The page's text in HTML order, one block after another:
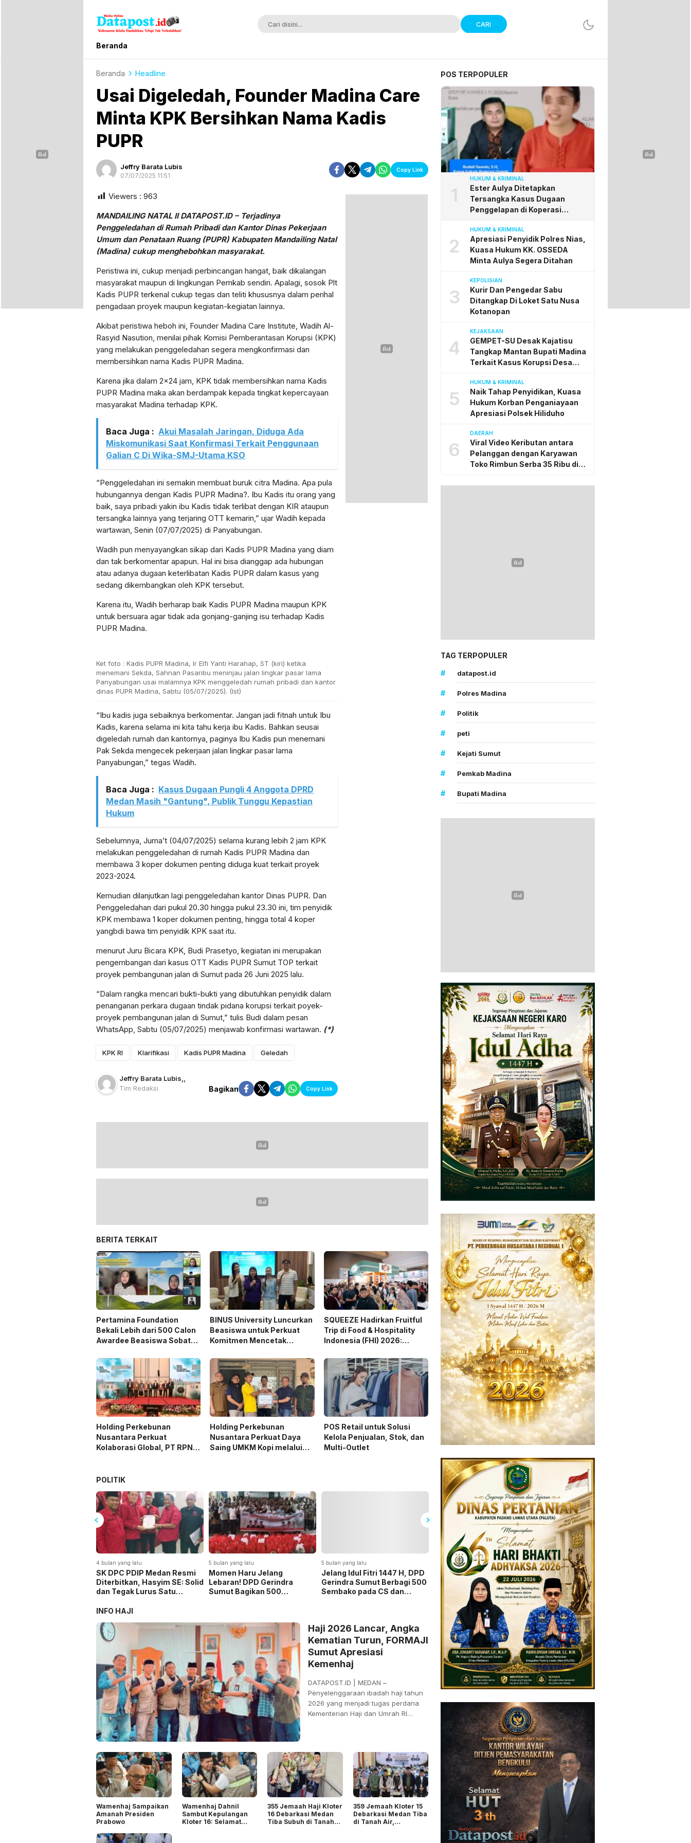
Datapost.id
Kebenaran Selalu Disalahkan, Tetapi Tak Terkalahkan
CARI
Beranda
Beranda Headline
Usai Digeledah, Founder Madina Care
Minta KPK Bersihkan Nama Kadis
PUPR
Jeffry Barata Lubis
07/07/2025 11:51
Copy Link
Viewers : 963
MANDAILING NATAL II DATAPOST.ID – Terjadinya
Penggeledahan di Rumah Pribadi dan Kantor Dinas Pekerjaan
Umum dan Penataan Ruang (PUPR) Kabupaten Mandailing Natal
(Madina) cukup menghebohkan masyarakat.
Peristiwa ini, cukup menjadi perbincangan hangat, baik dikalangan
masyarakat maupun di lingkungan Pemkab sendiri. Apalagi, sosok Plt
Kadis PUPR terkenal cukup tegas dan teliti khususnya dalam perihal
pengadaan proyek maupun kegiatan-kegiatan lainnya.
Akibat peristiwa heboh ini, Founder Madina Care Institute, Wadih Al-
Rasyid Nasution, menilai pihak Komisi Pemberantasan Korupsi (KPK)
yang melakukan penggeledahan segera mengkonfirmasi dan
membersihkan nama Kadis PUPR Madina.
Karena jika dalam 2×24 jam, KPK tidak membersihkan nama Kadis
PUPR Madina maka akan berdampak kepada tingkat kepercayaan
masyarakat Madina terhadap KPK.
Baca Juga : Akui Masalah Jaringan, Diduga Ada
Miskomunikasi Saat Konfirmasi Terkait Penggunaan
Galian C Di Wika-SMJ-Utama KSO
“Penggeledahan ini semakin membuat buruk citra Madina. Apa pula
hubungannya dengan Kadis PUPR Madina?. Ibu Kadis itu orang yang
baik, saya pribadi yakin ibu Kadis tidak terlibat dengan KIR ataupun
tersangka lainnya yang terjaring OTT kemarin,” ujar Wadih kepada
wartawan, Senin (07/07/2025) di Panyabungan.
Wadih pun menyayangkan sikap dari Kadis PUPR Madina yang diam
dan tak berkomentar apapun. Hal ini bisa dianggap ada hubungan
atau adanya dugaan keterlibatan Kadis PUPR dalam kasus yang
sedang dikembangkan oleh KPK tersebut.
Karena itu, Wadih berharap baik Kadis PUPR Madina maupun KPK
untuk bersuara agar tidak ada gonjang-ganjing isu terhadap Kadis
PUPR Madina.
Ket foto : Kadis PUPR Madina, Ir Elfi Yanti Harahap, ST (kiri) ketika
menemani Sekda, Sahnan Pasaribu meninjau jalan lingkar pasar lama
Panyabungan usai malamnya KPK menggeledah rumah pribadi dan kantor
dinas PUPR Madina, Sabtu (05/07/2025). (Ist)
“Ibu kadis juga sebaiknya berkomentar. Jangan jadi fitnah untuk Ibu
Kadis, karena selama ini kita tahu kerja ibu Kadis. Bahkan seusai
digeledah rumah dan kantornya, paginya Ibu Kadis pun menemani
Pak Sekda mengecek pekerjaan jalan lingkar pasar lama
Panyabungan,” tegas Wadih.
Baca Juga : Kasus Dugaan Pungli 4 Anggota DPRD
Medan Masih "Gantung", Publik Tunggu Kepastian
Hukum
Sebelumnya, Juma’t (04/07/2025) selama kurang lebih 2 jam KPK
melakukan penggeledahan di rumah Kadis PUPR Madina dan
membawa 3 koper dokumen penting diduga kuat terkait proyek
2023-2024.
Kemudian dilanjutkan lagi penggeledahan kantor Dinas PUPR. Dan
Penggeledahan dari pukul 20.30 hingga pukul 23.30 ini, tim penyidik
KPK membawa 1 koper dokumen penting, hingga total 4 koper
yangbdi bawa tim penyidik KPK saat itu.
menurut Juru Bicara KPK, Budi Prasetyo, kegiatan ini merupakan
pengembangan dari kasus OTT Kadis PUPR Sumut TOP terkait
proyek pembangunan jalan di Sumut pada 26 Juni 2025 lalu.
“Dalam rangka mencari bukti-bukti yang dibutuhkan penyidik dalam
penanganan perkara dugaan tindak pidana korupsi terkait poyek-
proyek pembangunan jalan di Sumut,” tulis Budi dalam pesan
WhatsApp, Sabtu (05/07/2025) menjawab konfirmasi wartawan. (*)
KPK RI Klarifikasi Kadis PUPR Madina Geledah
Jeffry Barata Lubis
Tim Redaksi
Bagikan Copy Link
BERITA TERKAIT
Pertamina Foundation
Bekali Lebih dari 500 Calon
Awardee Beasiswa Sobat
Wawancara
BINUS University Luncurkan
Beasiswa untuk Perkuat
Komitmen Mencetak
Indonesia
SQUEEZE Hadirkan Fruitful
Trip di Food & Hospitality
Indonesia (FHI) 2026:
Menghubungkan Inovasi,
Pengalaman, dan
Pertumbuhan Bersama
Holding Perkebunan
Nusantara Perkuat
Kolaborasi Global, PT RPN
Holding Perkebunan
Nusantara Perkuat Daya
Saing UMKM Kopi melalui
POS Retail untuk Solusi
Kelola Penjualan, Stok, dan
Multi-Outlet
POLITIK
4 bulan yang lalu
SK DPC PDIP Medan Resmi
Diterbitkan, Hasyim SE: Solid
dan Tegak Lurus Satu
5 bulan yang lalu
Momen Haru Jelang
Lebaran! DPD Gerindra
Sumut Bagikan 500
5 bulan yang lalu
Jelang Idul Fitri 1447 H, DPD
Gerindra Sumut Berbagi 500
Sembako pada CS dan
5 bulan yang lalu
Dialog Nasional DPD
Pemuda Demokrat Sumut:
Bahas Pilkada, Konstitusi,
dan Peran Pemuda dalam
Demokrasi
6 bulan yang lalu
Dukung Program indonesia
ASRI, DPC Partai Gerindra
Madina Bersihkan
Lingkungan di Sekitar Posko
INFO HAJI
Haji 2026 Lancar, Angka
Kematian Turun, FORMAJI
Sumut Apresiasi
Kemenhaj
DATAPOST.ID | MEDAN –
Penyelenggaraan ibadah haji tahun
2026 yang menjadi tugas perdana
Kementerian Haji dan Umrah RI
Wamenhaj Sampaikan
Amanah Presiden
Prabowo
Wamenhaj Dahnil
Sambut Kepulangan
Kloter 16: Selamat
355 Jemaah Haji Kloter
16 Debarkasi Medan
Tiba Subuh di Tanah
359 Jemaah Kloter 15
Debarkasi Medan Tiba
di Tanah Air,
POS TERPOPULER
1
HUKUM & KRIMINAL
Ester Aulya Ditetapkan
Tersangka Kasus Dugaan
Penggelapan di Koperasi
Penyidik Polres Nias
2
HUKUM & KRIMINAL
Apresiasi Penyidik Polres Nias,
Kuasa Hukum KK. OSSEDA
Minta Aulya Segera Ditahan
3
KEPOLISIAN
Kurir Dan Pengedar Sabu
Ditangkap Di Loket Satu Nusa
Kotanopan
4
KEJAKSAAN
GEMPET-SU Desak Kajatisu
Tangkap Mantan Bupati Madina
Terkait Kasus Korupsi Desa
5
HUKUM & KRIMINAL
Naik Tahap Penyidikan, Kuasa
Hukum Korban Penganiayaan
Apresiasi Polsek Hiliduho
6
DAERAH
Viral Video Keributan antara
Pelanggan dengan Karyawan
Toko Rimbun Serba 35 Ribu di
Secara Kekeluargaan
TAG TERPOPULER
#
datapost.id
# Polres Madina
# Politik
# peti
# Kejati Sumut
# Pemkab Madina
# Bupati Madina